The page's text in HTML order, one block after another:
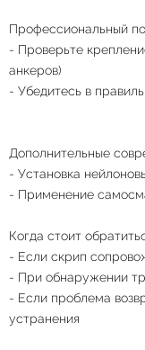
Профессиональный
- Проверьте
анкеров)
- Убедитесь в
Дополнительные
- Установка
- Применение
Когда стоит
- Если скрип
- При обнаружении
- Если проблема
устранения